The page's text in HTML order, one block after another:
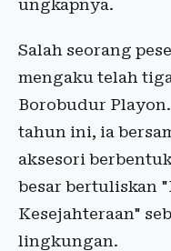
ungkapnya.
Salah seorang
mengaku telah
Borobudur
tahun ini, ia
aksesori
besar bertuliskan
Kesejahteraan"
lingkungan.